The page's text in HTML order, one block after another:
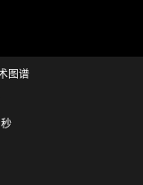
图谱